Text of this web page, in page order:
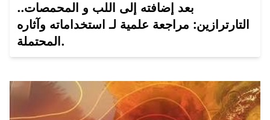
بعد إضافته إلى اللب و المحمصات..
التارترازين: مراجعة علمية لـ استخداماته وآثاره
المحتملة.